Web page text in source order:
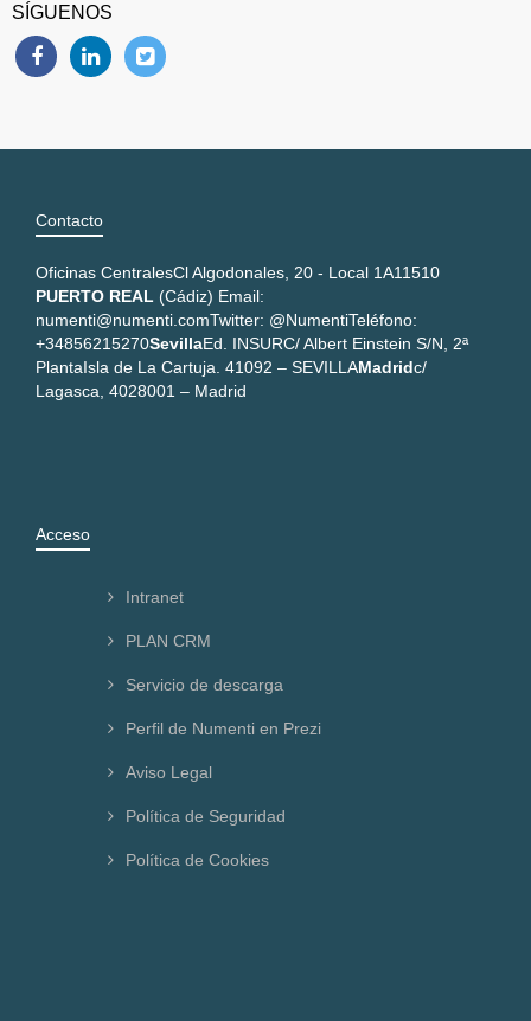
SÍGUENOS
Contacto
Oficinas CentralesCl Algodonales, 20 - Local 1A11510
PUERTO REAL (Cádiz) Email:
numenti@numenti.comTwitter: @NumentiTeléfono:
+34856215270SevillaEd. INSURC/ Albert Einstein S/N, 2ª
PlantaIsla de La Cartuja. 41092 – SEVILLAMadridc/
Lagasca, 4028001 – Madrid
Acceso
Intranet
PLAN CRM
Servicio de descarga
Perfil de Numenti en Prezi
Aviso Legal
Política de Seguridad
Política de Cookies